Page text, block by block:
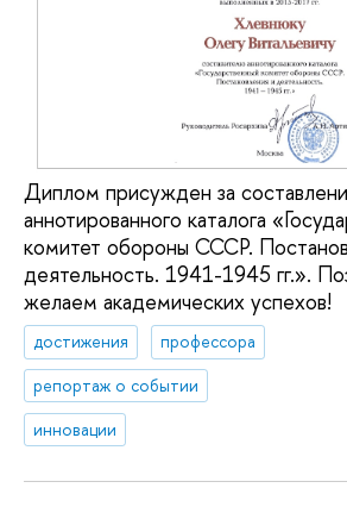
Диплом присужден за
аннотированного каталога
комитет обороны СССР.
деятельность. 1941-1945 гг.».
желаем академических успехов!
достижения
профессора
репортаж о событии
инновации